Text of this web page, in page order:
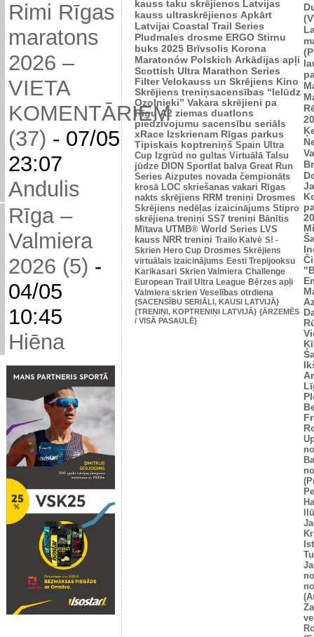
Rimi Rīgas
maratons
2026 –
VIETA
KOMENTĀRIEM
(37) - 07/05
23:07
Andulis
Rīga –
Valmiera
2026 (5) -
04/05
10:45
Hiēna
kauss taku skrējienos Latvijas
kauss ultraskrējienos Apkārt
Latvijai Coastal Trail Series
Pludmales drosme ERGO Stirnu
buks 2025 Brīvsolis Korona
Maratonów Polskich Arkādijas apļi
Scottish Ultra Marathon Series
Filter Velokauss un Skrējiens Kino
Skrējiens treniņsacensības “Ielūdz
Ozolnieki” Vakara skrējieni pa
Rīgu A2 ziemas duatlons
piedzīvojumu sacensību seriāls
xRace Izskrienam Rīgas parkus
Tipiskais koptreniņš Spain Ultra
Cup Izgrūd no gultas Virtuālā Talsu
jūdze DION Sportlat balva Great Run
Series Aizputes novada čempionāts
krosā LOC skriešanas vakari Rīgas
nakts skrējiens RRM treniņi Drosmes
Skrējiens nedēļas izaicinājums Stipro
skrējiena treniņi SS7 treniņi Bānītis
Mītava UTMB® World Series LVS
kauss NRR treniņi Trailo Kalvė S! -
Skrien Hero Cup Drosmes Skrējiens
virtuālais izaicinājums Eesti Trepijooksu
Karikasari Skrien Valmiera Challenge
European Trail Ultra League Bērzes apļi
Valmiera skrien Veselības otrdiena
{SACENSĪBU SERIĀLI, KAUSI LATVIJĀ}
{TRENIŅI, KOPTRENIŅI LATVIJĀ} {ĀRZEMĒS
/ VISĀ PASAULĒ}